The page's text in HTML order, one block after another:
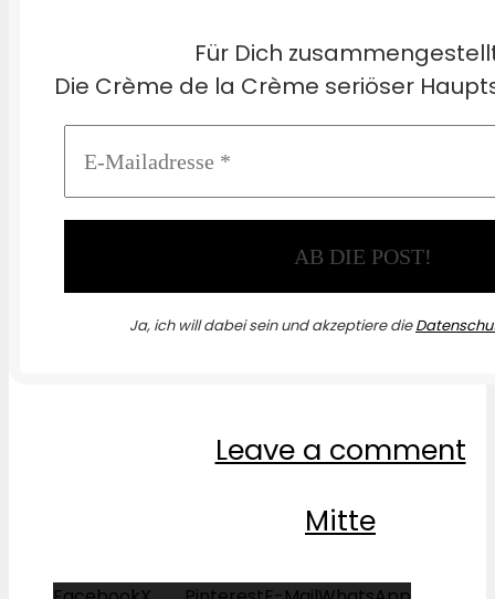
Für Dich
Die Crème de la Crème seriöser
Ja, ich will dabei sein und akzeptiere die
Leave a comment
Mitte